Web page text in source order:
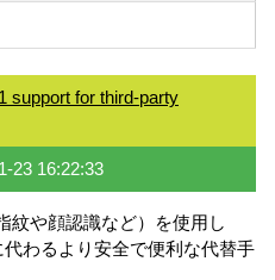
support for third-party
23 16:22:33
紋や顔認識など）を使用し
わるより安全で便利な代替手